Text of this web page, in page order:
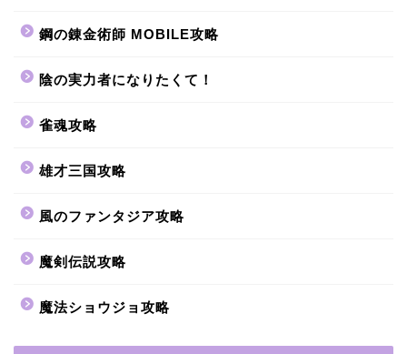
鋼の錬金術師 MOBILE攻略
陰の実力者になりたくて！
雀魂攻略
雄才三国攻略
風のファンタジア攻略
魔剣伝説攻略
魔法ショウジョ攻略